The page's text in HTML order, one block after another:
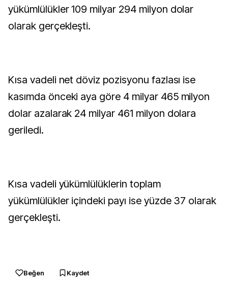
yükümlülükler 109 milyar 294 milyon dolar
olarak gerçekleşti.
Kısa vadeli net döviz pozisyonu fazlası ise
kasımda önceki aya göre 4 milyar 465 milyon
dolar azalarak 24 milyar 461 milyon dolara
geriledi.
Kısa vadeli yükümlülüklerin toplam
yükümlülükler içindeki payı ise yüzde 37 olarak
gerçekleşti.
Beğen Kaydet